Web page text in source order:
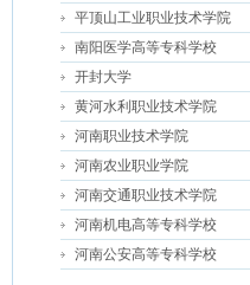
平顶山工业职业技术学院
南阳医学高等专科学校
开封大学
黄河水利职业技术学院
河南职业技术学院
河南农业职业学院
河南交通职业技术学院
河南机电高等专科学校
河南公安高等专科学校